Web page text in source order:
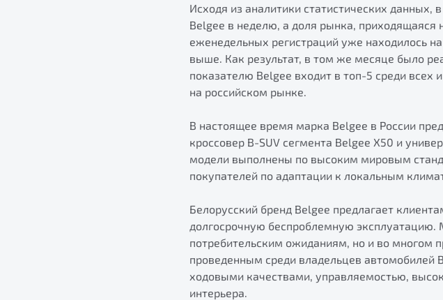
Исходя из аналитики статистических данных,
Belgee в неделю, а доля рынка, приходящаяся
еженедельных регистраций уже находилось
выше. Как результат, в том же месяце было
показателю Belgee входит в топ-5 среди
на российском рынке.
В настоящее время марка Belgee в России
кроссовер B-SUV сегмента Belgee X50 и
модели выполнены по высоким мировым
покупателей по адаптации к локальным
Белорусский бренд Belgee предлагает
долгосрочную беспроблемную эксплуатацию.
потребительским ожиданиям, но и во многом
проведенным среди владельцев автомобилей
ходовыми качествами, управляемостью,
интерьера.